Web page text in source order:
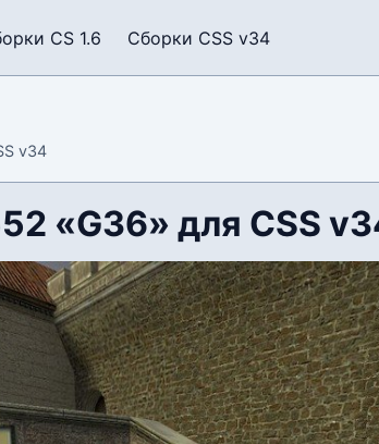
CS 1.6 Сборки CSS v34
v34
«G36» для CSS